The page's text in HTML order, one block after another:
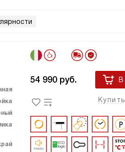
54 990 руб. В